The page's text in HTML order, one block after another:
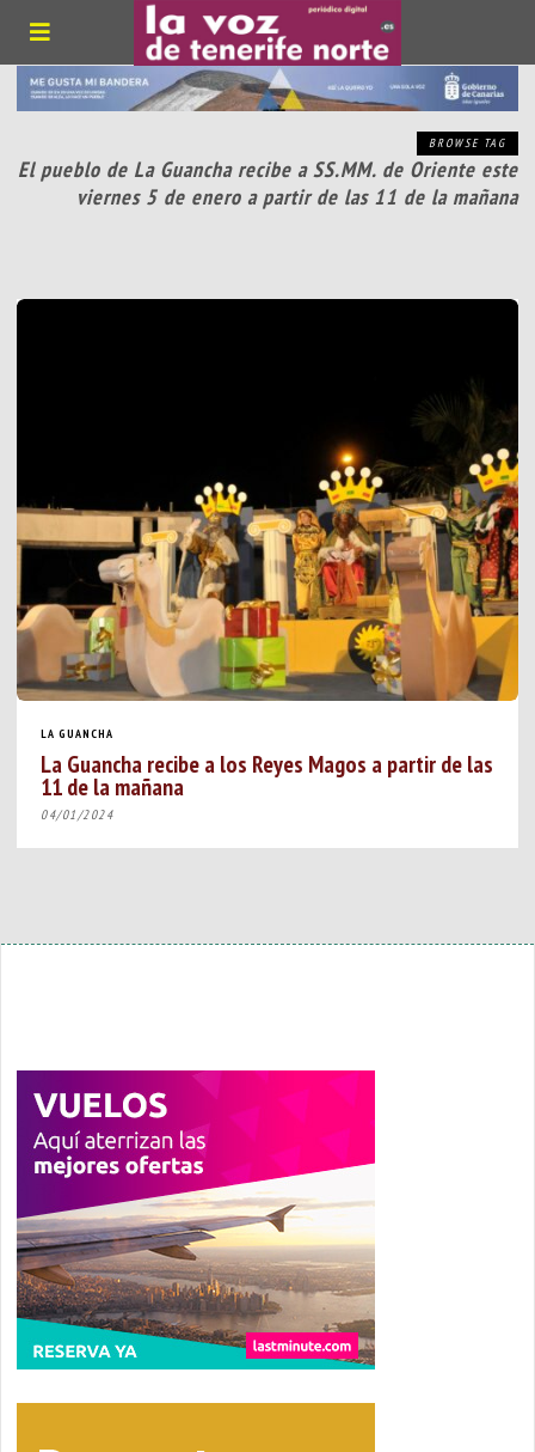
BROWSE TAG
El pueblo de La Guancha recibe a SS.MM. de Oriente este
viernes 5 de enero a partir de las 11 de la mañana
LA GUANCHA
La Guancha recibe a los Reyes Magos a partir de las
11 de la mañana
04/01/2024